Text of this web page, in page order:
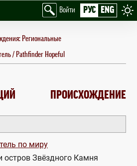
Войти РУС ENG
Региональные
/ Pathfinder Hopeful
ПРОИСХОЖДЕНИЕ
по миру
остров Звёздного Камня